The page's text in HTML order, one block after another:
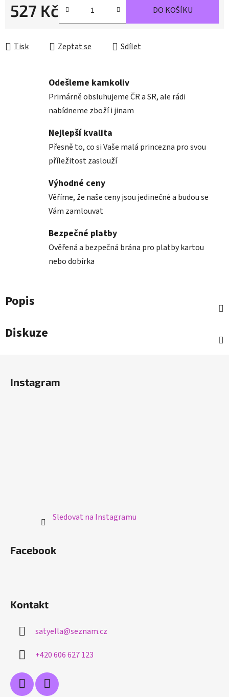
527 Kč DO KOŠÍKU
Tisk Zeptat se Sdílet
Odešleme kamkoliv
Primárně obsluhujeme ČR a SR, ale rádi
nabídneme zboží i jinam
Nejlepší kvalita
Přesně to, co si Vaše malá princezna pro svou
příležitost zaslouží
Výhodné ceny
Věříme, že naše ceny jsou jedinečné a budou se
Vám zamlouvat
Bezpečné platby
Ověřená a bezpečná brána pro platby kartou
nebo dobírka
Popis
Diskuze
Instagram
Sledovat na Instagramu
Facebook
Kontakt
satyella@seznam.cz
+420 606 627 123